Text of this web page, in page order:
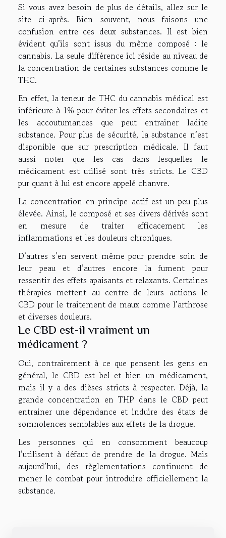
Si vous avez besoin de plus de détails, allez sur le
site ci-après. Bien souvent, nous faisons une
confusion entre ces deux substances. Il est bien
évident qu’ils sont issus du même composé : le
cannabis. La seule différence ici réside au niveau de
la concentration de certaines substances comme le
THC.
En effet, la teneur de THC du cannabis médical est
inférieure à 1% pour éviter les effets secondaires et
les accoutumances que peut entrainer ladite
substance. Pour plus de sécurité, la substance n’est
disponible que sur prescription médicale. Il faut
aussi noter que les cas dans lesquelles le
médicament est utilisé sont très stricts. Le CBD
pur quant à lui est encore appelé chanvre.
La concentration en principe actif est un peu plus
élevée. Ainsi, le composé et ses divers dérivés sont
en mesure de traiter efficacement les
inflammations et les douleurs chroniques.
D’autres s’en servent même pour prendre soin de
leur peau et d’autres encore la fument pour
ressentir des effets apaisants et relaxants. Certaines
thérapies mettent au centre de leurs actions le
CBD pour le traitement de maux comme l’arthrose
et diverses douleurs.
Le CBD est-il vraiment un
médicament ?
Oui, contrairement à ce que pensent les gens en
général, le CBD est bel et bien un médicament,
mais il y a des dièses stricts à respecter. Déjà, la
grande concentration en THP dans le CBD peut
entrainer une dépendance et induire des états de
somnolences semblables aux effets de la drogue.
Les personnes qui en consomment beaucoup
l’utilisent à défaut de prendre de la drogue. Mais
aujourd’hui, des règlementations continuent de
mener le combat pour introduire officiellement la
substance.